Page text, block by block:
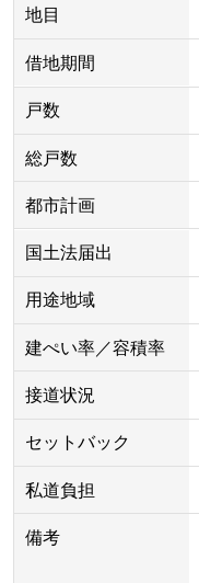
地目
借地期間
戸数
総戸数
都市計画
国土法届出
用途地域
建ぺい率／容積率
接道状況
セットバック
私道負担
備考